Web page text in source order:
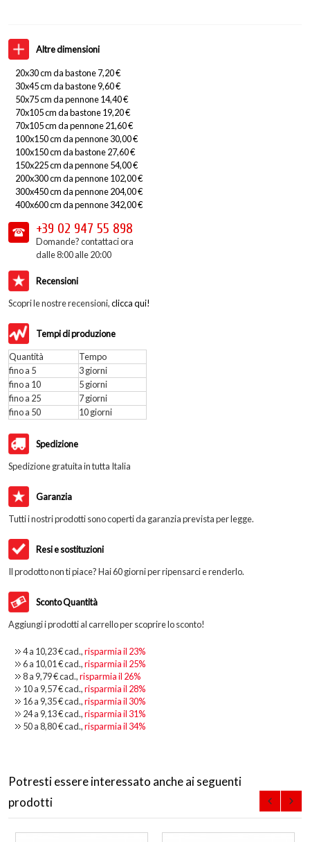
Altre dimensioni
20x30 cm da bastone 7,20 €
30x45 cm da bastone 9,60 €
50x75 cm da pennone 14,40 €
70x105 cm da bastone 19,20 €
70x105 cm da pennone 21,60 €
100x150 cm da pennone 30,00 €
100x150 cm da bastone 27,60 €
150x225 cm da pennone 54,00 €
200x300 cm da pennone 102,00 €
300x450 cm da pennone 204,00 €
400x600 cm da pennone 342,00 €
+39 02 947 55 898
Domande? contattaci ora
dalle 8:00 alle 20:00
Recensioni
Scopri le nostre recensioni,clicca qui!
Tempi di produzione
Quantità
Tempo
fino a 5
3 giorni
fino a 10
5 giorni
fino a 25
7 giorni
fino a 50
10 giorni
Spedizione
Spedizione gratuita in tutta Italia
Garanzia
Tutti i nostri prodotti sono coperti da garanzia prevista per legge.
Resi e sostituzioni
Il prodotto non ti piace? Hai 60 giorni per ripensarci e renderlo.
Sconto Quantità
Aggiungi i prodotti al carrello per scoprire lo sconto!
4 a 10,23 €cad.,risparmia il 23%
6 a 10,01 €cad.,risparmia il 25%
8 a 9,79 €cad.,risparmia il 26%
10 a 9,57 €cad.,risparmia il 28%
16 a 9,35 €cad.,risparmia il 30%
24 a 9,13 €cad.,risparmia il 31%
50 a8,80 €cad.,risparmia il 34%
Potresti essere interessato anche ai seguenti
prodotti